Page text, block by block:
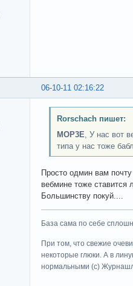
06-10-11 02:16:22
Rorschach пишет:
MOP3E, У нас вот
типа у нас тоже
Просто одмин вам
вебмине тоже
Большинству покуй....
База сама по себе
При том, что свежие
некоторые глюки. А в
нормальными (c)